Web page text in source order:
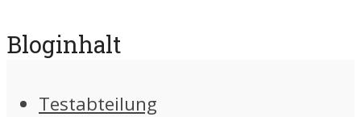
Bloginhalt
Testabteilung